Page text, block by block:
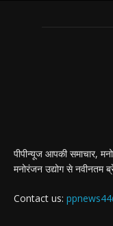
पीपीन्यूज आपकी समाचार,
मनोरंजन उद्योग से नवीनतम
Contact us: